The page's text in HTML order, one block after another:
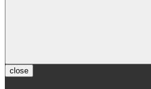
close